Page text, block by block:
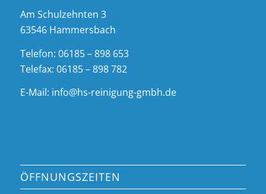
Am Schulzehnten 3
63546 Hammersbach
Telefon: 06185 – 898 653
Telefax: 06185 – 898 782
E-Mail: info@hs-reinigung-gmbh.de
ÖFFNUNGSZEITEN